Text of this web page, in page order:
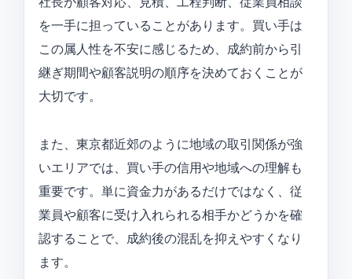
を一手に担っていることがあります。買い手は
この属人性を不安に感じるため、成約前から引
継ぎ期間や顧客説明の順序を決めておくことが
大切です。
また、東京都近郊のように地域の取引関係が強
いエリアでは、買い手の信用や地域への理解も
重要です。単に資金力があるだけではなく、従
業員や顧客に受け入れられる相手かどうかを確
認することで、成約後の混乱を抑えやすくなり
ます。